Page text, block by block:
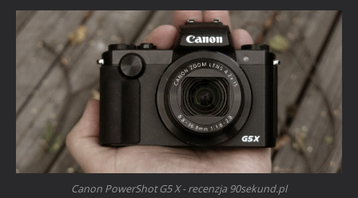
Canon PowerShot G5 X - recenzja 90sekund.pl